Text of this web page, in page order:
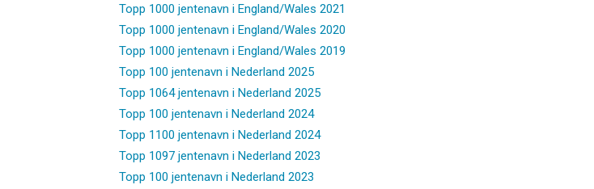
Topp 1000 jentenavn i England/Wales 2021
Topp 1000 jentenavn i England/Wales 2020
Topp 1000 jentenavn i England/Wales 2019
Topp 100 jentenavn i Nederland 2025
Topp 1064 jentenavn i Nederland 2025
Topp 100 jentenavn i Nederland 2024
Topp 1100 jentenavn i Nederland 2024
Topp 1097 jentenavn i Nederland 2023
Topp 100 jentenavn i Nederland 2023